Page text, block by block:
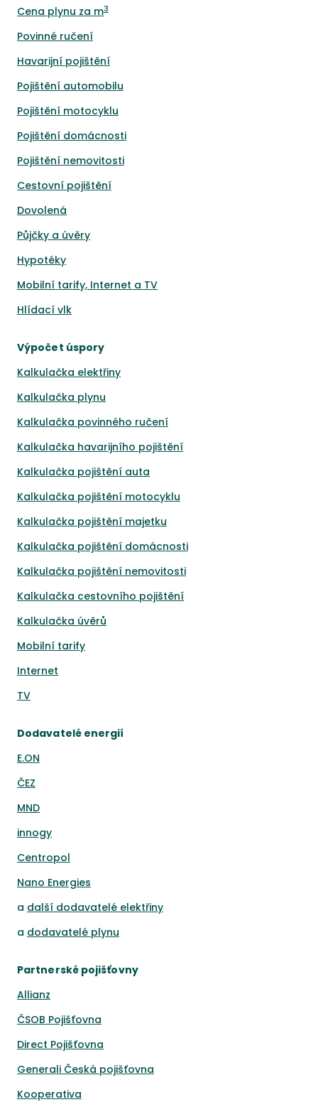
Cena plynu za m3
Povinné ručení
Havarijní pojištění
Pojištění automobilu
Pojištění motocyklu
Pojištění domácnosti
Pojištění nemovitosti
Cestovní pojištění
Dovolená
Půjčky a úvěry
Hypotéky
Mobilní tarify, Internet a TV
Hlídací vlk
Výpočet úspory
Kalkulačka elektřiny
Kalkulačka plynu
Kalkulačka povinného ručení
Kalkulačka havarijního pojištění
Kalkulačka pojištění auta
Kalkulačka pojištění motocyklu
Kalkulačka pojištění majetku
Kalkulačka pojištění domácnosti
Kalkulačka pojištění nemovitosti
Kalkulačka cestovního pojištění
Kalkulačka úvěrů
Mobilní tarify
Internet
TV
Dodavatelé energií
E.ON
ČEZ
MND
innogy
Centropol
Nano Energies
a další dodavatelé elektřiny
a dodavatelé plynu
Partnerské pojišťovny
Allianz
ČSOB Pojišťovna
Direct Pojišťovna
Generali Česká pojišťovna
Kooperativa